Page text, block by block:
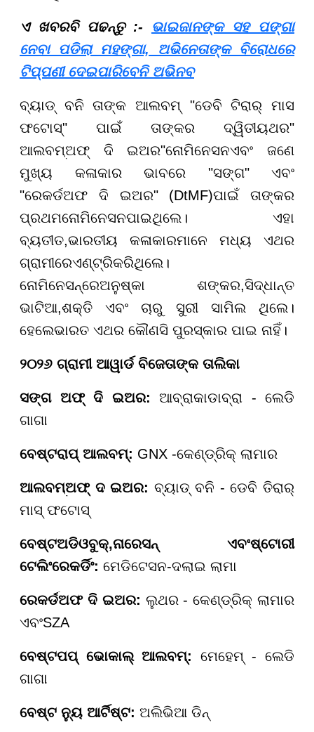
​​​​​​​ଏ ଖବରବି ପଢନ୍ତୁ :- ଭାଇଜାନଙ୍କ ସହ ପଙ୍ଗା
ନେବା ପଡିଲା ମହଙ୍ଗା, ଅଭିନେତାଙ୍କ ବିରୋଧରେ
ଟିପ୍ପଣୀ ଦେଇପାରିବେନି ଅଭିନବ
ବ୍ୟାଡ୍ ବନି ତାଙ୍କ ଆଲବମ୍ "ଡେବି ଟିରାର୍ ମାସ
ଫଟୋସ୍" ପାଇଁ ତାଙ୍କର ଦ୍ୱିତୀୟଥର"
ଆଲବମ୍ଅଫ୍ ଦି ଇଅର"ନୋମିନେସନଏବଂ ଜଣେ
ମୁଖ୍ୟ କଳାକାର ଭାବରେ "ସଙ୍ଗ" ଏବଂ
"ରେକର୍ଡଅଫ ଦି ଇଅର" (DtMF)ପାଇଁ ତାଙ୍କର
ପ୍ରଥମନୋମିନେସନପାଇଥିଲେ। ଏହା
ବ୍ୟତୀତ,ଭାରତୀୟ କଳାକାରମାନେ ମଧ୍ୟ ଏଥର
ଗ୍ରାମୀରେଏଣ୍ଟ୍ରିକରିଥିଲେ।
ନୋମିନେସନ୍ରେଅନୁଷ୍କା ଶଙ୍କର,ସିଦ୍ଧାନ୍ତ
ଭାଟିଆ,ଶକ୍ତି ଏବଂ ଚାରୁ ସୁରୀ ସାମିଲ ଥିଲେ।
ହେଲେଭାରତ ଏଥର କୌଣସି ପୁରସ୍କାର ପାଇ ନାହିଁ।
୨୦୨୬ ଗ୍ରାମୀ ଆୱାର୍ଡ ବିଜେତାଙ୍କ ତାଲିକା
ସଙ୍ଗ ଅଫ୍ ଦି ଇଅର: ଆବ୍ରାକାଡାବ୍ରା - ଲେଡି
ଗାଗା
ବେଷ୍ଟରାପ୍ ଆଲବମ୍: GNX -କେଣ୍ଡ୍ରିକ୍ ଲାମାର
ଆଲବମ୍ଅଫ୍ ଦ ଇଅର: ବ୍ୟାଡ୍ ବନି - ଡେବି ତିରାର୍
ମାସ୍ ଫଟୋସ୍
ବେଷ୍ଟଅଡିଓବୁକ୍,ନାରେସନ୍ ଏବଂଷ୍ଟୋରୀ
ଟେଲିଂରେକର୍ଡିଂ: ମେଡିଟେସନ-ଦଲାଇ ଲାମା
ରେକର୍ଡଅଫ ଦି ଇଅର: ଲୁଥର - କେଣ୍ଡ୍ରିକ୍ ଲାମାର
ଏବଂSZA
ବେଷ୍ଟପପ୍ ଭୋକାଲ୍ ଆଲବମ୍:
ମେହେମ୍ - ଲେଡି
ଗାଗା
ବେଷ୍ଟ ନ୍ୟୁ ଆର୍ଟିଷ୍ଟ: ଅଲିଭିଆ ଡିନ୍